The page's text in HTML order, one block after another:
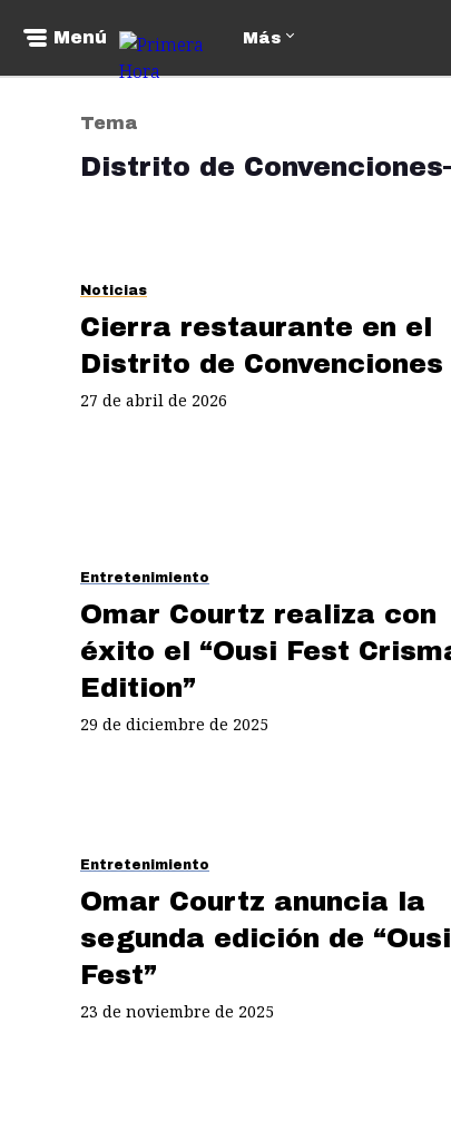
Menú Más
Tema
Distrito de Convenciones
Noticias
Cierra restaurante en el
Distrito de Convenciones
27 de abril de 2026
Entretenimiento
Omar Courtz realiza con
éxito el “Ousi Fest
Edition”
29 de diciembre de 2025
Entretenimiento
Omar Courtz anuncia la
segunda edición de “Ousi
Fest”
23 de noviembre de 2025